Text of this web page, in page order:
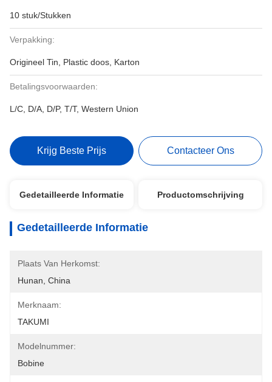
10 stuk/Stukken
Verpakking:
Origineel Tin, Plastic doos, Karton
Betalingsvoorwaarden:
L/C, D/A, D/P, T/T, Western Union
Krijg Beste Prijs Contacteer Ons
Gedetailleerde Informatie Productomschrijving
Gedetailleerde Informatie
Plaats Van Herkomst:
Hunan, China
Merknaam:
TAKUMI
Modelnummer:
Bobine